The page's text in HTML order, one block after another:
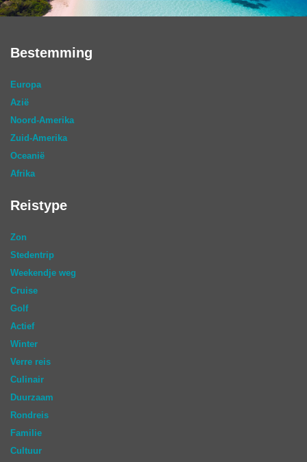
Bestemming
Europa
Azië
Noord-Amerika
Zuid-Amerika
Oceanië
Afrika
Reistype
Zon
Stedentrip
Weekendje weg
Cruise
Golf
Actief
Winter
Verre reis
Culinair
Duurzaam
Rondreis
Familie
Cultuur